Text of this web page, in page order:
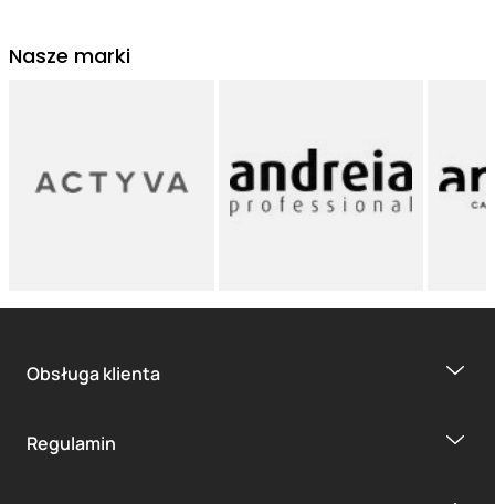
Nasze marki
Obsługa klienta
Regulamin